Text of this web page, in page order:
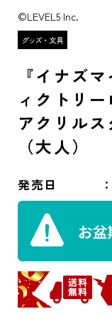
©LEVEL5 Inc.
『イナズ
ィクトリ
アクリル
（大人）
発売日